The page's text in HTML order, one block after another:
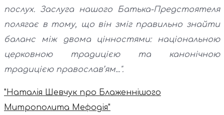
послух. Заслуга нашого Батька-Предстоятеля
полягає в тому, що він зміг правильно знайти
баланс між двома цінностями: національною
церковною традицією та канонічною
традицією православ’ям...".
"Наталія Шевчук про Блаженнішого
Митрополита Мефодія"